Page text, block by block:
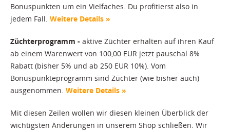
Bonuspunkten um ein Vielfaches. Du profitierst also in
jedem Fall. Weitere Details »
Züchterprogramm - aktive Züchter erhalten auf ihren Kauf
ab einem Warenwert von 100,00 EUR jetzt pauschal 8%
Rabatt (bisher 5% und ab 250 EUR 10%). Vom
Bonuspunkteprogramm sind Züchter (wie bisher auch)
ausgenommen. Weitere Details »
Mit diesen Zeilen wollen wir diesen kleinen Überblick der
wichtigsten Änderungen in unserem Shop schließen. Wir